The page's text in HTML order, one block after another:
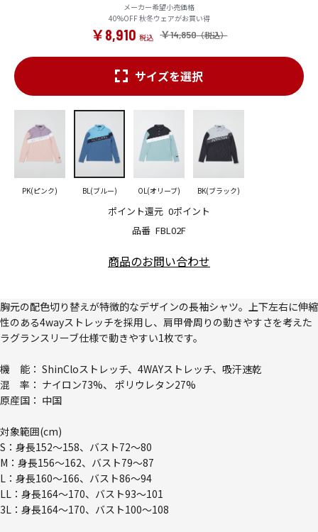
メーカー希望小売価格
40%OFF 秋冬ウェアがお買い得
￥14,850
￥8,910
品番 FBL02F
ポイント還元 0ポイント
サイズを選択
PK(ピンク) BL(ブルー) OL(オリーブ) BK(ブラック)
商品のお問い合わせ
胸元の配色切り替えが特徴的なデザインの長袖シャツ。上下左右に伸縮
性のある4wayストレッチを採用し、肩甲骨周りの動きやすさを考えた
ラグランスリーブ仕様で動きやすい1枚です。
機 能： ShinCloストレッチ、4WAYストレッチ、吸汗速乾
混 率： ナイロン73%、 ポリウレタン27%
原産国： 中国
対象範囲(cm)
S：身長152～158、バスト72～80
M：身長156～162、バスト79～87
L：身長160～166、バスト86～94
LL：身長164～170、バスト93～101
3L：身長164～170、バスト100～108